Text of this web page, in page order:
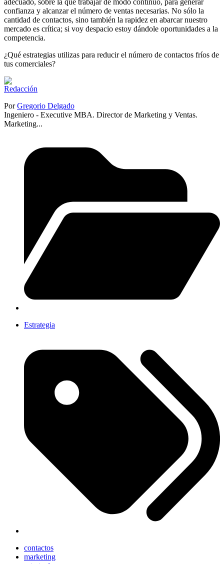
adecuado, sobre la que trabajar de modo continuo, para generar
confianza y alcanzar el número de ventas necesarias. No sólo la
cantidad de contactos, sino también la rapidez en abarcar nuestro
mercado es crítica; si voy despacio estoy dándole oportunidades a la
competencia.
¿Qué estrategias utilizas para reducir el número de contactos fríos de
tus comerciales?
PorGregorio Delgado
Ingeniero - Executive MBA. Director de Marketing y Ventas.
Marketing...
Estrategia
contactos
marketing